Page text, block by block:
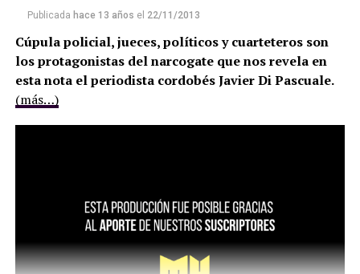
Publicada hace 13 años el 22/11/2013
Cúpula policial, jueces, políticos y cuarteteros son
los protagonistas del narcogate que nos revela en
esta nota el periodista cordobés Javier Di Pascuale.
(más…)